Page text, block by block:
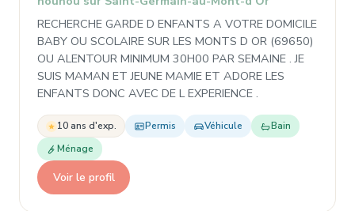
RECHERCHE GARDE D ENFANTS A VOTRE DOMICILE
BABY OU SCOLAIRE SUR LES MONTS D OR (69650)
OU ALENTOUR MINIMUM 30H00 PAR SEMAINE . JE
SUIS MAMAN ET JEUNE MAMIE ET ADORE LES
ENFANTS DONC AVEC DE L EXPERIENCE .
10 ans d'exp. Permis Véhicule
Bain
Ménage
Voir le profil